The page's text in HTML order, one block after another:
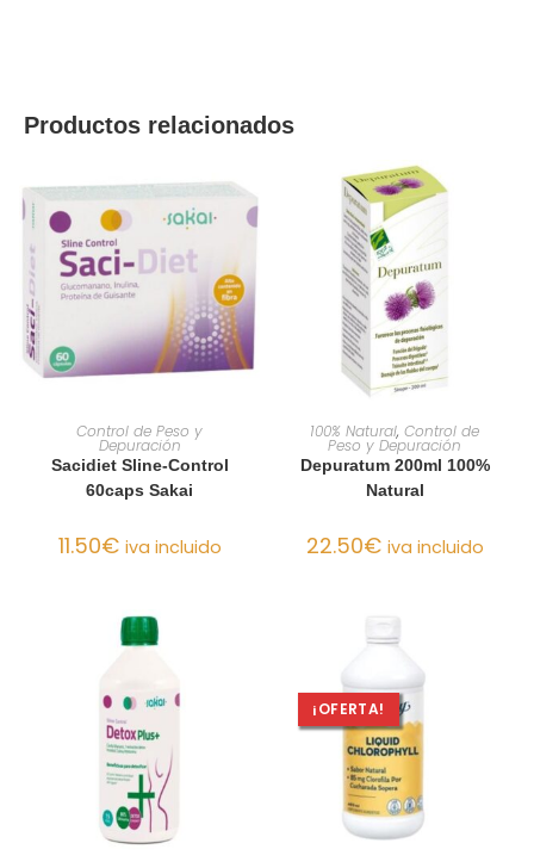
Productos relacionados
AÑADIR AL CARRITO
Control de Peso y
Depuración
Sacidiet Sline-Control
60caps Sakai
11.50€ iva incluido
AÑADIR AL CARRITO
100% Natural, Control de
Peso y Depuración
Depuratum 200ml 100%
Natural
22.50€ iva incluido
¡OFERTA!